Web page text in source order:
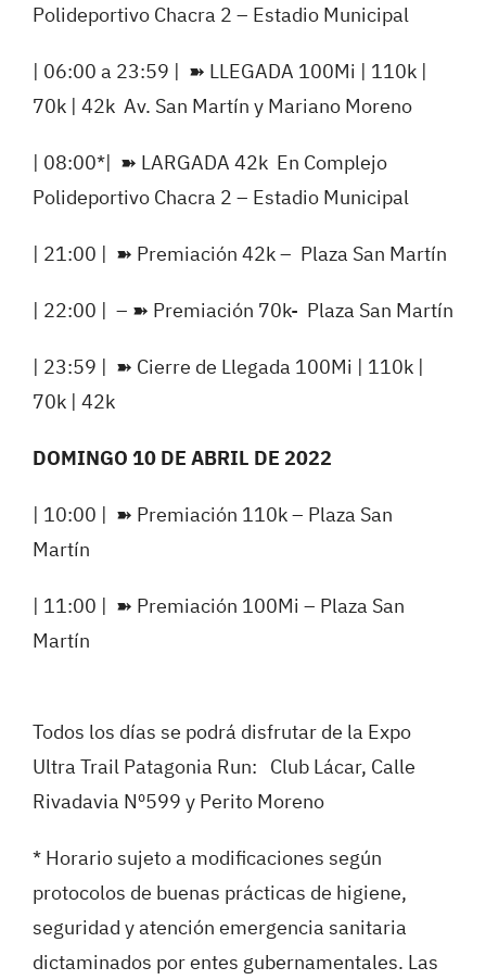
Polideportivo Chacra 2 – Estadio Municipal
| 06:00 a 23:59 | ➽ LLEGADA 100Mi | 110k |
70k | 42k Av. San Martín y Mariano Moreno
| 08:00*| ➽ LARGADA 42k En Complejo
Polideportivo Chacra 2 – Estadio Municipal
| 21:00 | ➽ Premiación 42k – Plaza San Martín
| 22:00 | – ➽ Premiación 70k- Plaza San Martín
| 23:59 | ➽ Cierre de Llegada 100Mi | 110k |
70k | 42k
DOMINGO 10 DE ABRIL DE 2022
| 10:00 | ➽ Premiación 110k – Plaza San
Martín
| 11:00 | ➽ Premiación 100Mi – Plaza San
Martín
Todos los días se podrá disfrutar de la Expo
Ultra Trail Patagonia Run: Club Lácar, Calle
Rivadavia Nº599 y Perito Moreno
* Horario sujeto a modificaciones según
protocolos de buenas prácticas de higiene,
seguridad y atención emergencia sanitaria
dictaminados por entes gubernamentales. Las